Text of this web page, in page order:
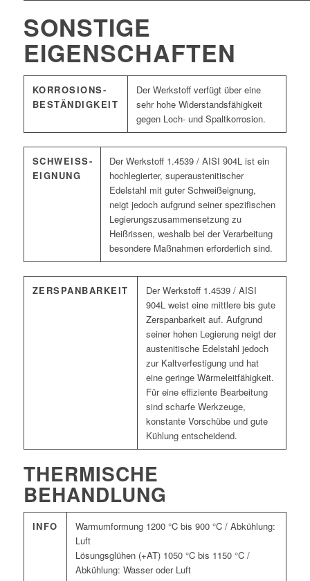
SONSTIGE
EIGENSCHAFTEN
KORROSIONS­
BESTÄNDIGKEIT
Der Werkstoff verfügt über eine
sehr hohe Widerstandsfähigkeit
gegen Loch- und Spaltkorrosion.
SCHWEISS­E
IGNUNG
Der Werkstoff 1.4539 / AISI 904L ist ein
hochlegierter, superaustenitischer
Edelstahl mit guter Schweißeignung,
neigt jedoch aufgrund seiner spezifischen
Legierungszusammensetzung zu
Heißrissen, weshalb bei der Verarbeitung
besondere Maßnahmen erforderlich sind.
ZERSPANBARKEIT
Der Werkstoff 1.4539 / AISI
904L weist eine mittlere bis gute
Zerspanbarkeit auf. Aufgrund
seiner hohen Legierung neigt der
austenitische Edelstahl jedoch
zur Kaltverfestigung und hat
eine geringe Wärmeleitfähigkeit.
Für eine effiziente Bearbeitung
sind scharfe Werkzeuge,
konstante Vorschübe und gute
Kühlung entscheidend.
THERMISCHE
BEHANDLUNG
INFO
Warmumformung 1200 °C bis 900 °C / Abkühlung:
Luft
Lösungsglühen (+AT) 1050 °C bis 1150 °C /
Abkühlung: Wasser oder Luft